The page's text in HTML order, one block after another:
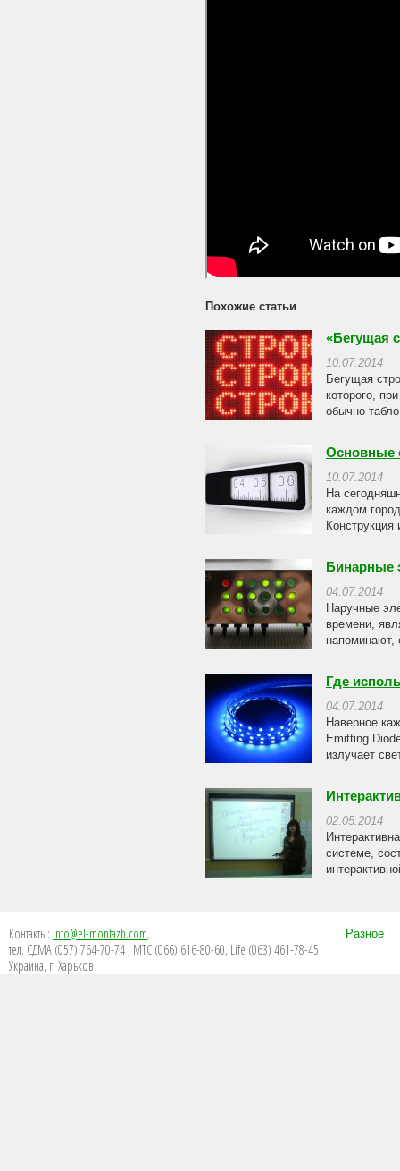
Похожие статьи
«Бегущая
10.07.2014
Бегущая
которого,
обычно
Основные
10.07.2014
На
каждом
Бинарные
04.07.2014
Наручные
времени,
напоминают,
Где
04.07.2014
Наверное
Emitting
излучает
02.05.2014
системе,
Контакты: info@el-montazh.com,
тел. СДМА (057) 764-70-74 , МТС (066) 616-80-60, Life (063) 461-78-45
Украина, г. Харьков
Разное